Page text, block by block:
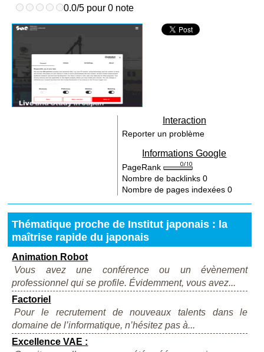
0.0/5 pour 0 note
Interaction
Reporter un problème
Informations Google
PageRank
Nombre de backlinks0
Nombre de pages indexées0
Thématique proche de Institut japonais : la
maîtrise rapide du japonais
Animation Robot
Vous avez une conférence ou un évènement
professionnel qui se profile. Évidemment, vous avez...
Factoriel
Pour le recrutement de nouveaux talents dans le
domaine de l’informatique, n’hésitez pas à...
Excellence VAE :